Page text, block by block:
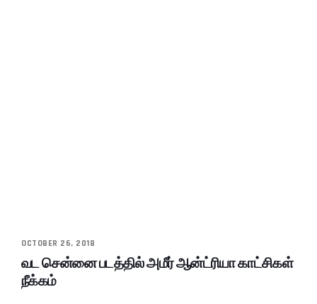
OCTOBER 26, 2018
வட சென்னை படத்தில் அமீர் ஆன்ட்ரியா காட்சிகள்
நீக்கம்